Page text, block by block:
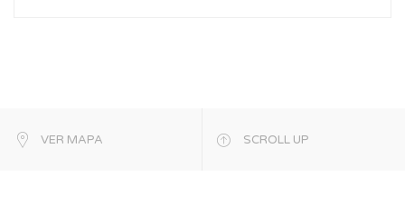
VER MAPA SCROLL UP